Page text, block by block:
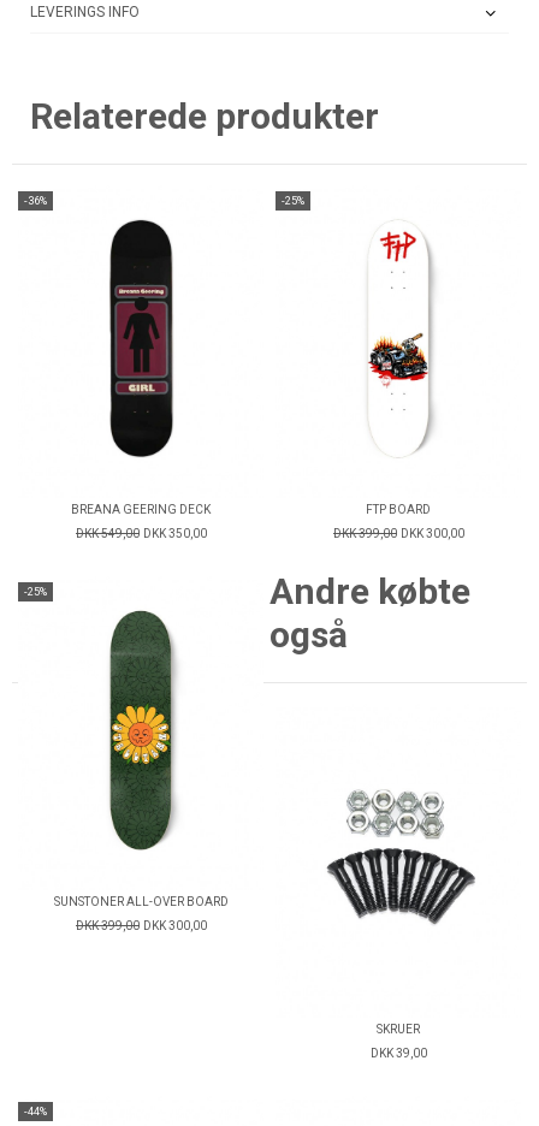
LEVERINGS INFO
Relaterede produkter
-36%
BREANA GEERING DECK
DKK 549,00 DKK 350,00
-25%
FTP BOARD
DKK 399,00 DKK 300,00
-25%
SUNSTONER ALL-OVER BOARD
DKK 399,00 DKK 300,00
Andre købte
også
SKRUER
DKK 39,00
-44%